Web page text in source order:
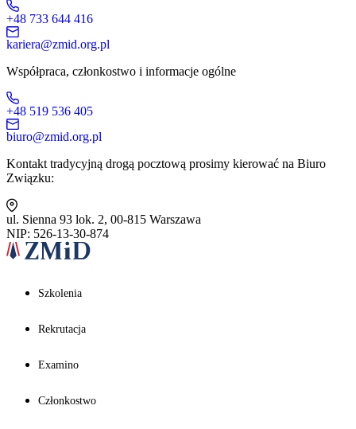
+48 733 644 416
kariera@zmid.org.pl
Współpraca, członkostwo i informacje ogólne
+48 519 536 405
biuro@zmid.org.pl
Kontakt tradycyjną drogą pocztową prosimy kierować na Biuro
Związku:
ul. Sienna 93 lok. 2, 00-815 Warszawa
NIP: 526-13-30-874
Szkolenia
Rekrutacja
Examino
Członkostwo